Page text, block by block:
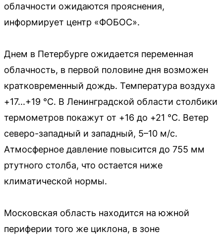
облачности ожидаются прояснения,
информирует центр «ФОБОС».
Днем в Петербурге ожидается переменная
облачность, в первой половине дня возможен
кратковременный дождь. Температура воздуха
+17...+19 °C. В Ленинградской области столбики
термометров покажут от +16 до +21 °C. Ветер
северо-западный и западный, 5–10 м/с.
Атмосферное давление повысится до 755 мм
ртутного столба, что остается ниже
климатической нормы.
Московская область находится на южной
периферии того же циклона, в зоне